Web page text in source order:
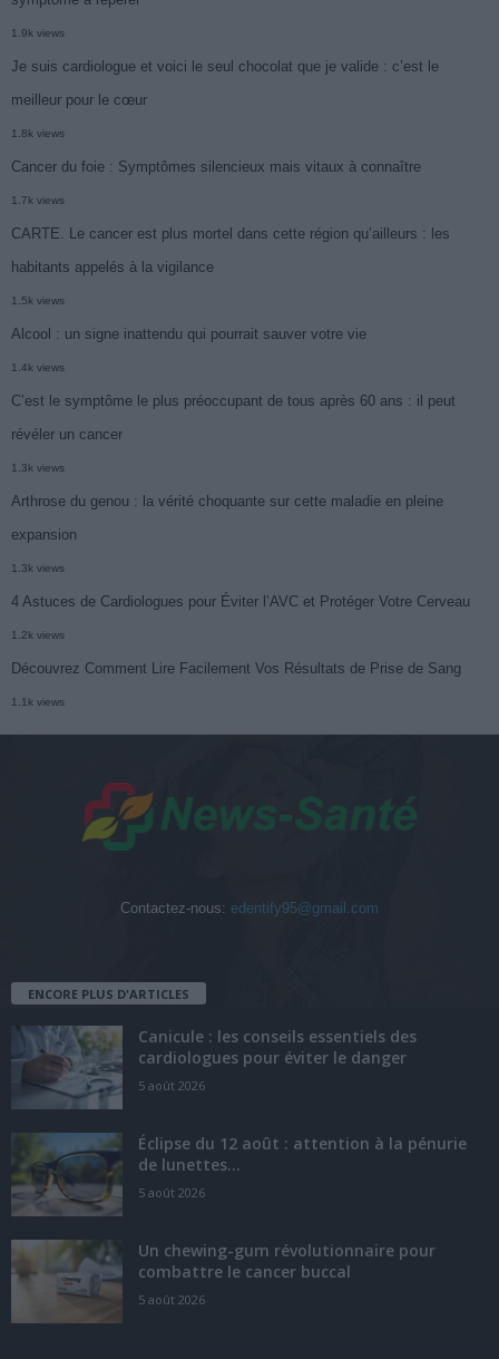
1.9k views
Je suis cardiologue et voici le seul chocolat que je valide : c’est le
meilleur pour le cœur
1.8k views
Cancer du foie : Symptômes silencieux mais vitaux à connaître
1.7k views
CARTE. Le cancer est plus mortel dans cette région qu’ailleurs : les
habitants appelés à la vigilance
1.5k views
Alcool : un signe inattendu qui pourrait sauver votre vie
1.4k views
C’est le symptôme le plus préoccupant de tous après 60 ans : il peut
révéler un cancer
1.3k views
Arthrose du genou : la vérité choquante sur cette maladie en pleine
expansion
1.3k views
4 Astuces de Cardiologues pour Éviter l’AVC et Protéger Votre Cerveau
1.2k views
Découvrez Comment Lire Facilement Vos Résultats de Prise de Sang
1.1k views
Contactez-nous: edentify95@gmail.com
ENCORE PLUS D'ARTICLES
Canicule : les conseils essentiels des
cardiologues pour éviter le danger
5 août 2026
Éclipse du 12 août : attention à la pénurie
de lunettes...
5 août 2026
Un chewing-gum révolutionnaire pour
combattre le cancer buccal
5 août 2026